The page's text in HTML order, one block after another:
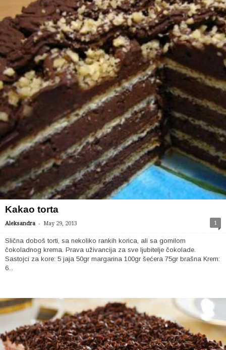
Kakao torta
Aleksandra - May 29, 2013 1
Slična doboš torti, sa nekoliko rankih korica, ali sa gomilom
čokoladnog krema. Prava uživancija za sve ljubitelje čokolade.
Sastojci za kore: 5 jaja 50gr margarina 100gr šećera 75gr brašna Krem:
6...